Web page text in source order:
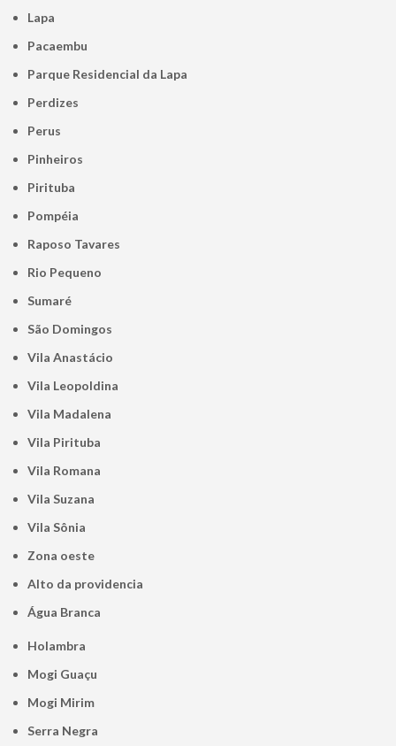
Lapa
Pacaembu
Parque Residencial da Lapa
Perdizes
Perus
Pinheiros
Pirituba
Pompéia
Raposo Tavares
Rio Pequeno
Sumaré
São Domingos
Vila Anastácio
Vila Leopoldina
Vila Madalena
Vila Pirituba
Vila Romana
Vila Suzana
Vila Sônia
Zona oeste
alto da providencia
Água Branca
Holambra
Mogi Guaçu
Mogi Mirim
Serra Negra